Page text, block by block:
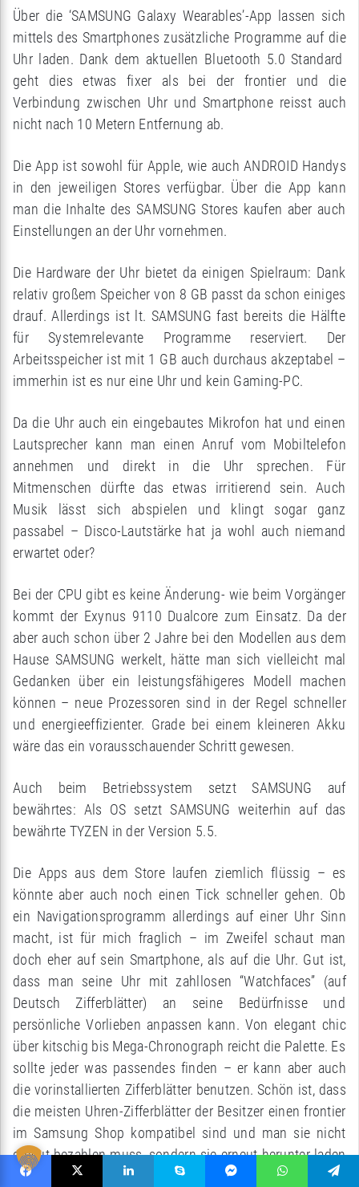
Über die ‘SAMSUNG Galaxy Wearables’-App lassen sich
mittels des Smartphones zusätzliche Programme auf die
Uhr laden. Dank dem aktuellen Bluetooth 5.0 Standard
geht dies etwas fixer als bei der frontier und die
Verbindung zwischen Uhr und Smartphone reisst auch
nicht nach 10 Metern Entfernung ab.
Die App ist sowohl für Apple, wie auch ANDROID Handys
in den jeweiligen Stores verfügbar. Über die App kann
man die Inhalte des SAMSUNG Stores kaufen aber auch
Einstellungen an der Uhr vornehmen.
Die Hardware der Uhr bietet da einigen Spielraum: Dank
relativ großem Speicher von 8 GB passt da schon einiges
drauf. Allerdings ist lt. SAMSUNG fast bereits die Hälfte
für Systemrelevante Programme reserviert. Der
Arbeitsspeicher ist mit 1 GB auch durchaus akzeptabel –
immerhin ist es nur eine Uhr und kein Gaming-PC.
Da die Uhr auch ein eingebautes Mikrofon hat und einen
Lautsprecher kann man einen Anruf vom Mobiltelefon
annehmen und direkt in die Uhr sprechen. Für
Mitmenschen dürfte das etwas irritierend sein. Auch
Musik lässt sich abspielen und klingt sogar ganz
passabel – Disco-Lautstärke hat ja wohl auch niemand
erwartet oder?
Bei der CPU gibt es keine Änderung- wie beim Vorgänger
kommt der Exynus 9110 Dualcore zum Einsatz. Da der
aber auch schon über 2 Jahre bei den Modellen aus dem
Hause SAMSUNG werkelt, hätte man sich vielleicht mal
Gedanken über ein leistungsfähigeres Modell machen
können – neue Prozessoren sind in der Regel schneller
und energieeffizienter. Grade bei einem kleineren Akku
wäre das ein vorausschauender Schritt gewesen.
Auch beim Betriebssystem setzt SAMSUNG auf
bewährtes: Als OS setzt SAMSUNG weiterhin auf das
bewährte TYZEN in der Version 5.5.
Die Apps aus dem Store laufen ziemlich flüssig – es
könnte aber auch noch einen Tick schneller gehen. Ob
ein Navigationsprogramm allerdings auf einer Uhr Sinn
macht, ist für mich fraglich – im Zweifel schaut man
doch eher auf sein Smartphone, als auf die Uhr. Gut ist,
dass man seine Uhr mit zahllosen “Watchfaces” (auf
Deutsch Zifferblätter) an seine Bedürfnisse und
persönliche Vorlieben anpassen kann. Von elegant chic
über kitschig bis Mega-Chronograph reicht die Palette. Es
sollte jeder was passendes finden – er kann aber auch
die vorinstallierten Zifferblätter benutzen. Schön ist, dass
die meisten Uhren-Zifferblätter der Besitzer einen frontier
im Samsung Shop kompatibel sind und man sie nicht
erneut bezahlen muss, sondern sie erneut herunter laden
kann.